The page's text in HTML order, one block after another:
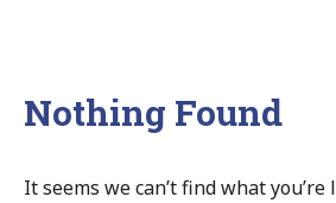
Nothing Found
It seems we can’t find what